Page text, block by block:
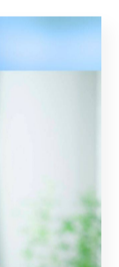
次のページ >